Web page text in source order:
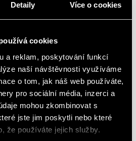
Detaily Více o cookies
cookies
a reklam, poskytování funkcí
naší návštěvnosti využíváme
o tom, jak náš web používáte,
pro sociální média, inzerci a
mohou zkombinovat s
jste jim poskytli nebo které
že používáte jejich služby.